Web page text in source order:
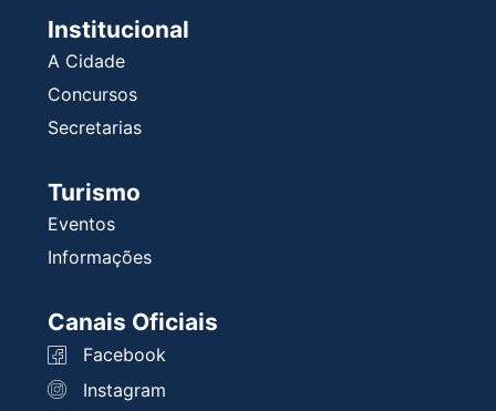
Institucional
A Cidade
Concursos
Secretarias
Turismo
Eventos
Informações
Canais Oficiais
Facebook
Instagram